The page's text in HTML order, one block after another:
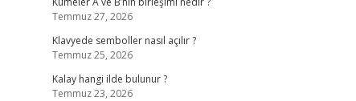
Temmuz 27, 2026
Klavyede semboller nasıl açılır ?
Temmuz 25, 2026
Kalay hangi ilde bulunur ?
Temmuz 23, 2026